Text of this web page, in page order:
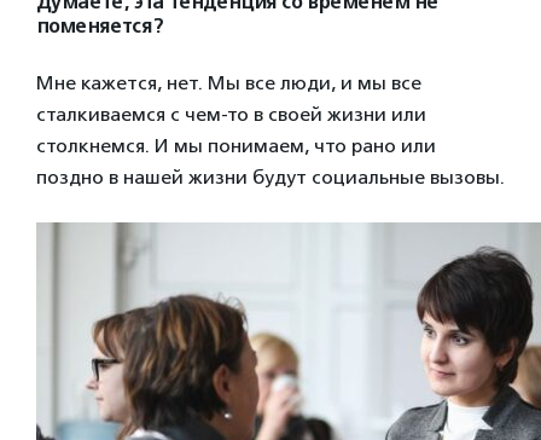
поменяется?
Мне кажется, нет. Мы все люди, и мы все
сталкиваемся с чем-то в своей жизни или
столкнемся. И мы понимаем, что рано или
поздно в нашей жизни будут социальные вызовы.